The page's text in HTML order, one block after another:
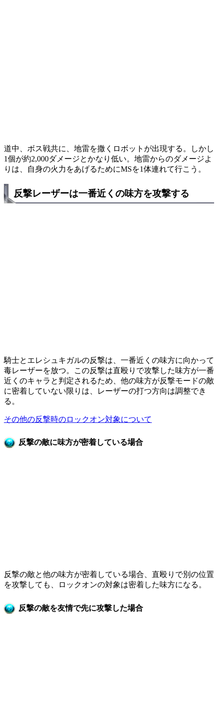
道中、ボス戦共に、地雷を撒くロボットが出現する。しかし
1個が約2,000ダメージとかなり低い。地雷からのダメージよ
りは、自身の火力をあげるためにMSを1体連れて行こう。
反撃レーザーは一番近くの味方を攻撃する
騎士とエレシュキガルの反撃は、一番近くの味方に向かって
毒レーザーを放つ。この反撃は直殴りで攻撃した味方が一番
近くのキャラと判定されるため、 他の味方が反撃モードの敵
に密着していない限り は、レーザーの打つ方向は調整でき
る。
その他の反撃時のロックオン対象について
反撃の敵に味方が密着している場合
反撃の敵と他の味方が密着している場合、直殴りで別の位置
を攻撃しても、ロックオンの対象は密着した味方になる。
反撃の敵を友情で先に攻撃した場合